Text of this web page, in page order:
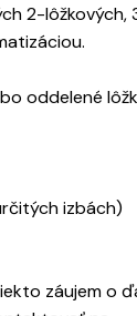
2-lôžkových,
oddelené
izbách)
záujem o